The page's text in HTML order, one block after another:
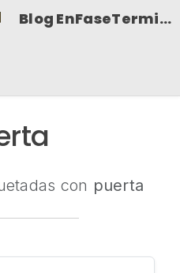
Blog EnFaseTerminal
con puerta